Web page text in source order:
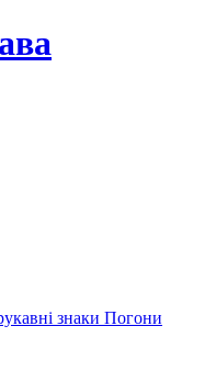
знаки Погони